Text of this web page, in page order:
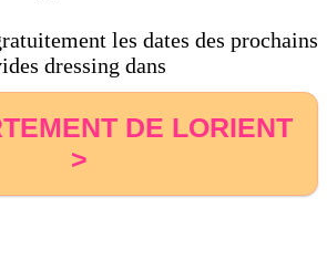
les dates des prochains
dressing dans
DE LORIENT